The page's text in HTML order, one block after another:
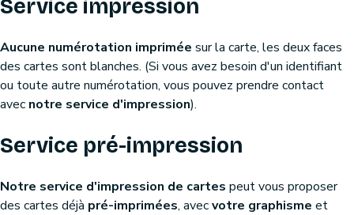
Service impression
Aucune numérotation imprimée sur la carte, les deux faces
des cartes sont blanches. (Si vous avez besoin d'un identifiant
ou toute autre numérotation, vous pouvez prendre contact
avec notre service d'impression).
Service pré-impression
Notre service d'impression de cartes peut vous proposer
des cartes déjà pré-imprimées, avecvotre graphisme et